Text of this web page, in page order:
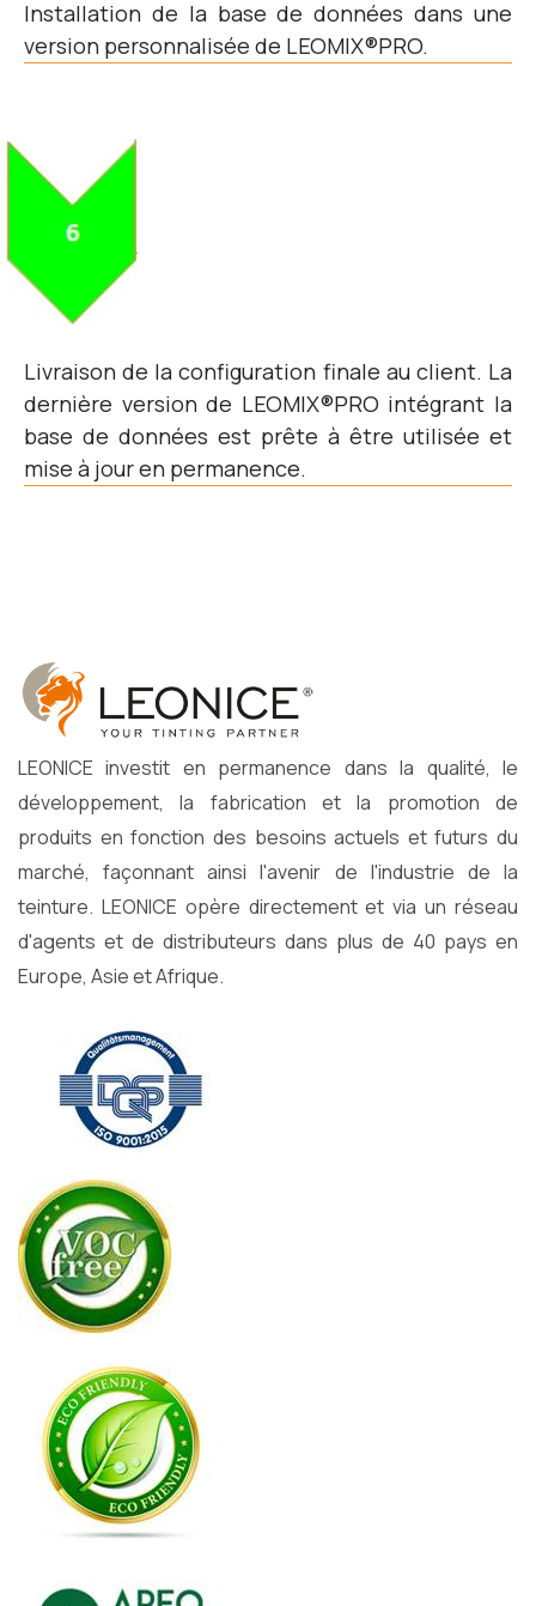
Installation de la base de données dans une
version personnalisée de LEOMIX®PRO.
Livraison de la configuration finale au client. La
dernière version de LEOMIX®PRO intégrant la
base de données est prête à être utilisée et
mise à jour en permanence.
LEONICE investit en permanence dans la qualité, le
développement, la fabrication et la promotion de
produits en fonction des besoins actuels et futurs du
marché, façonnant ainsi l'avenir de l'industrie de la
teinture. LEONICE opère directement et via un réseau
d'agents et de distributeurs dans plus de 40 pays en
Europe, Asie et Afrique.